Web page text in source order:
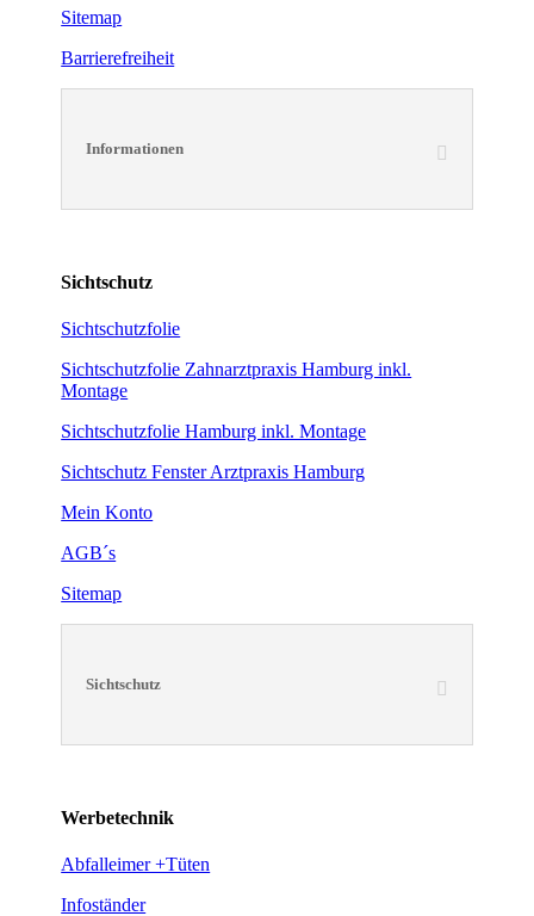
Sitemap
Barrierefreiheit
Informationen
Sichtschutz
Sichtschutzfolie
Sichtschutzfolie Zahnarztpraxis Hamburg inkl.
Montage
Sichtschutzfolie Hamburg inkl. Montage
Sichtschutz Fenster Arztpraxis Hamburg
Mein Konto
AGB´s
Sitemap
Sichtschutz
Werbetechnik
Abfalleimer +Tüten
Infoständer